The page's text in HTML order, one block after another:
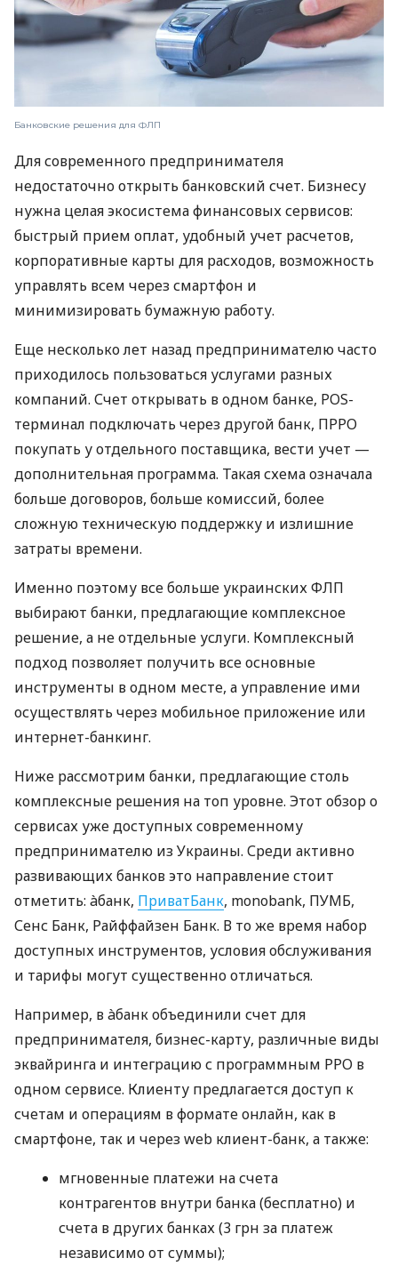
Банковские решения для ФЛП
Для современного предпринимателя
недостаточно открыть банковский счет. Бизнесу
нужна целая экосистема финансовых сервисов:
быстрый прием оплат, удобный учет расчетов,
корпоративные карты для расходов, возможность
управлять всем через смартфон и
минимизировать бумажную работу.
Еще несколько лет назад предпринимателю часто
приходилось пользоваться услугами разных
компаний. Счет открывать в одном банке, POS-
терминал подключать через другой банк, ПРРО
покупать у отдельного поставщика, вести учет —
дополнительная программа. Такая схема означала
больше договоров, больше комиссий, более
сложную техническую поддержку и излишние
затраты времени.
Именно поэтому все больше украинских ФЛП
выбирают банки, предлагающие комплексное
решение, а не отдельные услуги. Комплексный
подход позволяет получить все основные
инструменты в одном месте, а управление ими
осуществлять через мобильное приложение или
интернет-банкинг.
Ниже рассмотрим банки, предлагающие столь
комплексные решения на топ уровне. Этот обзор о
сервисах уже доступных современному
предпринимателю из Украины. Среди активно
развивающих банков это направление стоит
отметить: àбанк, ПриватБанк, monobank, ПУМБ,
Сенс Банк, Райффайзен Банк. В то же время набор
доступных инструментов, условия обслуживания
и тарифы могут существенно отличаться.
Например, в àбанк объединили счет для
предпринимателя, бизнес-карту, различные виды
эквайринга и интеграцию с программным РРО в
одном сервисе. Клиенту предлагается доступ к
счетам и операциям в формате онлайн, как в
смартфоне, так и через web клиент-банк, а также:
мгновенные платежи на счета
контрагентов внутри банка (бесплатно) и
счета в других банках (3 грн за платеж
независимо от суммы);